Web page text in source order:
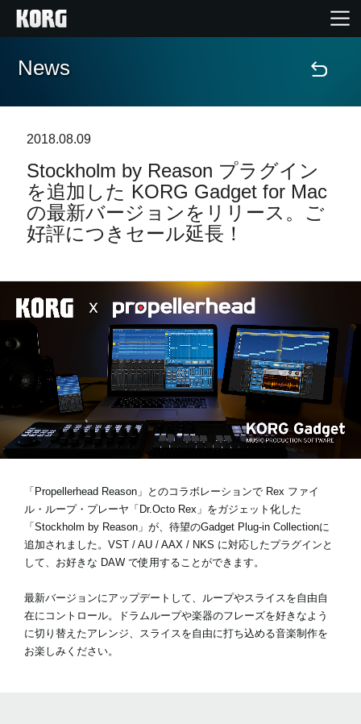
Home
Import Products
Features
Support
Store Locator
News
Location
About KORG
News
2018.08.09
Stockholm by Reason プラグイン
を追加した KORG Gadget for Mac
の最新バージョンをリリース。ご
好評につきセール延長！
「Propellerhead Reason」とのコラボレーションで Rex ファイ
ル・ループ・プレーヤ「Dr.Octo Rex」をガジェット化した
「Stockholm by Reason」が、待望のGadget Plug-in Collectionに
追加されました。VST / AU / AAX / NKS に対応したプラグインと
して、お好きな DAW で使用することができます。
最新バージョンにアップデートして、ループやスライスを自由自
在にコントロール。ドラムループや楽器のフレーズを好きなよう
に切り替えたアレンジ、スライスを自由に打ち込める音楽制作を
お楽しみください。